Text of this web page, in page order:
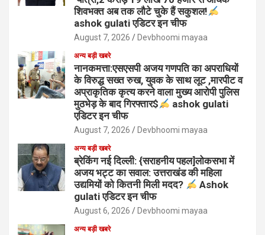
शिवभक्त अब तक लौटे चुके हैं सकुशल!
ashok gulati एडिटर इन चीफ
August 7, 2026 Devbhoomi mayaa
अन्य बड़ी खबरे
नानकमत्ता:एसएसपी अजय गणपति का अपराधियों
के विरुद्ध सख्त रुख, युवक के साथ लूट ,मारपीट व
अप्राकृतिक कृत्य करने वाला मुख्य आरोपी पुलिस
मुठभेड़ के बाद गिरफ्तार$
ashok gulati
एडिटर इन चीफ
August 7, 2026 Devbhoomi mayaa
अन्य बड़ी खबरे
ब्रेकिंग नई दिल्ली: {सराहनीय पहल]लोकसभा में
अजय भट्ट का सवाल: उत्तराखंड की महिला
उद्यमियों को कितनी मिली मदद?
Ashok
gulati एडिटर इन चीफ
August 6, 2026 Devbhoomi mayaa
अन्य बड़ी खबरे